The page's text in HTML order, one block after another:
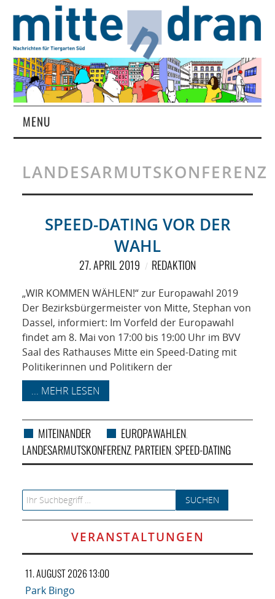
MENU
MAGAZIN
ÜBER UNS
SPONSORING
KONTAKT
LANDESARMUTSKONFERENZ
SPEED-DATING VOR DER
WAHL
27. APRIL 2019 REDAKTION
„WIR KOMMEN WÄHLEN!“ zur Europawahl 2019
Der Bezirksbürgermeister von Mitte, Stephan von
Dassel, informiert: Im Vorfeld der Europawahl
findet am 8. Mai von 17:00 bis 19:00 Uhr im BVV
Saal des Rathauses Mitte ein Speed-Dating mit
Politikerinnen und Politikern der
... MEHR LESEN
MITEINANDER EUROPAWAHLEN,
LANDESARMUTSKONFERENZ, PARTEIEN,SPEED-DATING
Search for:
VERANSTALTUNGEN
11. AUGUST 2026 13:00
Park Bingo